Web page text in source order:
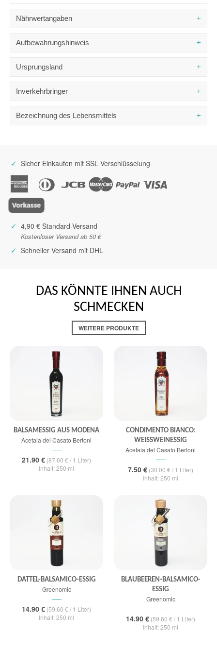
Nährwertangaben
- davon gesättigte Fettsäuren
- davon Zucker
Aufbewahrungshinweis
Ursprungsland
Inverkehrbringer
Z.E. de Signes
Bezeichnung des Lebensmittels
✓ Sicher Einkaufen mit SSL Verschlüsselung
✓ 4,90 € Standard-Versand
Kostenloser Versand ab 50 €
✓ Schneller Versand mit DHL
DAS KÖNNTE IHNEN AUCH
SCHMECKEN
WEITERE PRODUKTE
BALSAMESSIG AUS MODENA
Acetaia del Casato Bertoni
21.90 € (87.60 € / 1 Liter)
Inhalt: 250 ml
CONDIMENTO BIANCO:
WEISSWEINESSIG
Acetaia del Casato Bertoni
7.50 € (30.00 € / 1 Liter)
Inhalt: 250 ml
DATTEL-BALSAMICO-ESSIG
Greenomic
14.90 € (59.60 € / 1 Liter)
Inhalt: 250 ml
BLAUBEEREN-BALSAMICO-
ESSIG
Greenomic
14.90 € (59.60 € / 1 Liter)
Inhalt: 250 ml